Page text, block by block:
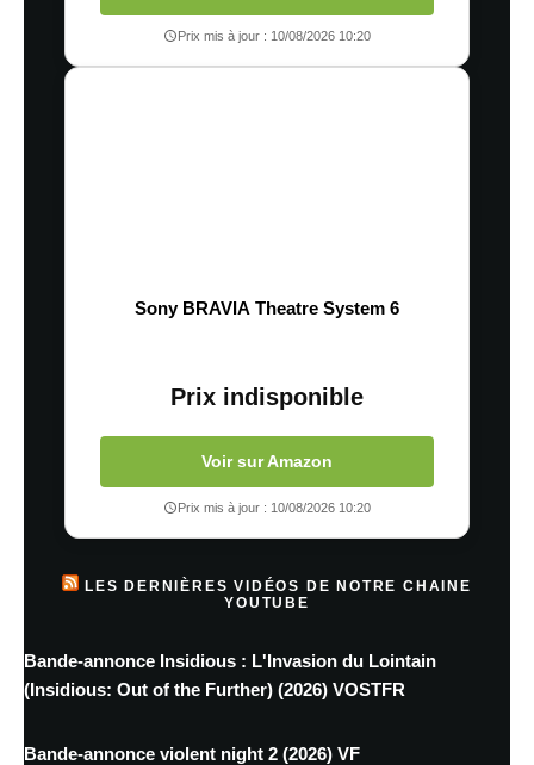
Prix mis à jour : 10/08/2026 10:20
Sony BRAVIA Theatre System 6
Prix indisponible
Voir sur Amazon
Prix mis à jour : 10/08/2026 10:20
LES DERNIÈRES VIDÉOS DE NOTRE CHAINE
YOUTUBE
Bande-annonce Insidious : L'Invasion du Lointain
(Insidious: Out of the Further) (2026) VOSTFR
Bande-annonce violent night 2 (2026) VF